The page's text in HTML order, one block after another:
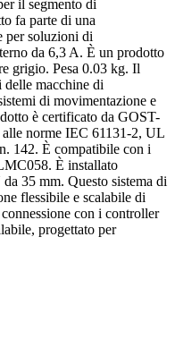
il segmento di
fa parte di una
per soluzioni di
da 6,3 A. È un prodotto
grigio. Pesa 0.03 kg. Il
macchine di
di movimentazione e
è certificato da GOST-
norme IEC 61131-2, UL
142. È compatibile con i
È installato
35 mm. Questo sistema di
flessibile e scalabile di
con i controller
progettato per